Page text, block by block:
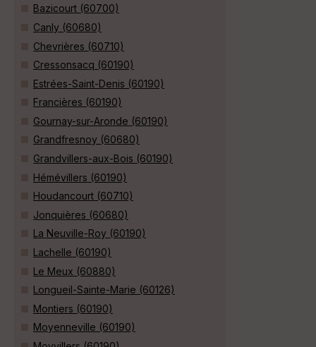
Bazicourt (60700)
Canly (60680)
Chevrières (60710)
Cressonsacq (60190)
Estrées-Saint-Denis (60190)
Francières (60190)
Gournay-sur-Aronde (60190)
Grandfresnoy (60680)
Grandvillers-aux-Bois (60190)
Hémévillers (60190)
Houdancourt (60710)
Jonquières (60680)
La Neuville-Roy (60190)
Lachelle (60190)
Le Meux (60880)
Longueil-Sainte-Marie (60126)
Montiers (60190)
Moyenneville (60190)